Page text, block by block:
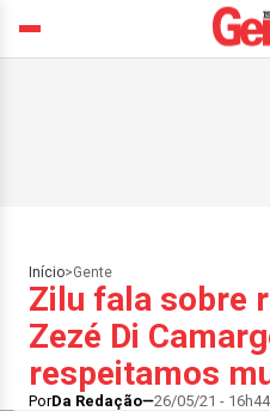
Início>Gente
Zilu fala sobre
Zezé Di
respeitamos
PorDa Redação 26/05/21 -